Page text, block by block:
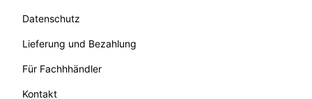
Datenschutz
Lieferung und Bezahlung
Für Fachhhändler
Kontakt